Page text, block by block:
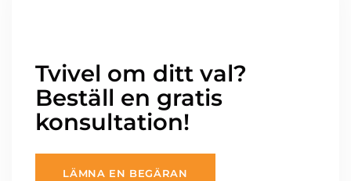
Tvivel om ditt val?
Beställ en gratis
konsultation!
LÄMNA EN BEGÄRAN